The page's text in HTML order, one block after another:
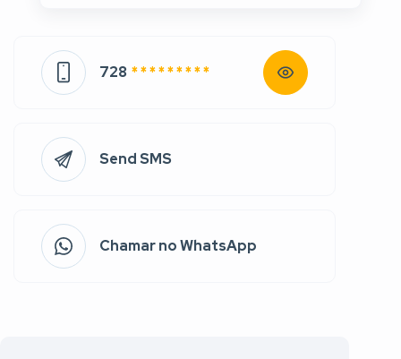
728 * * * * * * * * *
Send SMS
Chamar no WhatsApp